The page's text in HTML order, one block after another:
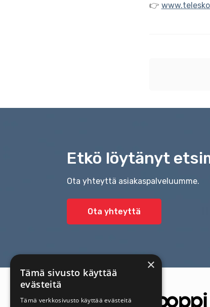
👉
Etkö löytänyt
Ota yhteyttä asiakaspalveluumme.
Ota yhteyttä
×
Tämä sivusto käyttää
evästeitä
Tämä verkkosivusto käyttää evästeitä